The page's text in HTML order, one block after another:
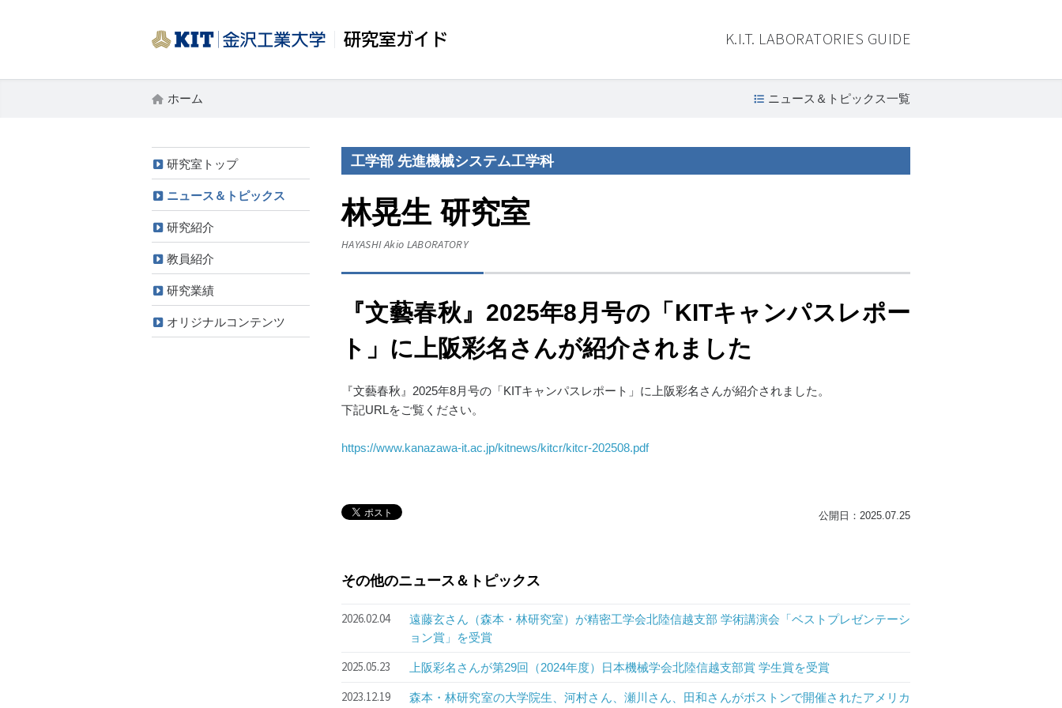
研究室ガイド K.I.T. LABORATORIES GUIDE
ホーム ニュース＆トピックス一覧
研究室トップ
ニュース＆トピックス
研究紹介
教員紹介
研究業績
オリジナルコンテンツ
工学部 先進機械システム工学科
林晃生 研究室
HAYASHI Akio LABORATORY
『文藝春秋』2025年8月号の「KITキャンパスレポー
ト」に上阪彩名さんが紹介されました
『文藝春秋』2025年8月号の「KITキャンパスレポート」に上阪彩名さんが紹介されました。
下記URLをご覧ください。
https://www.kanazawa-it.ac.jp/kitnews/kitcr/kitcr-202508.pdf
公開日：2025.07.25
その他のニュース＆トピックス
2026.02.04
遠藤玄さん（森本・林研究室）が精密工学会北陸信越支部 学術講演会「ベストプレゼンテーシ
ョン賞」を受賞
2025.05.23 上阪彩名さんが第29回（2024年度）日本機械学会北陸信越支部賞 学生賞を受賞
2023.12.19 森本・林研究室の大学院生、河村さん、瀬川さん、田和さんがボストンで開催されたアメリカ